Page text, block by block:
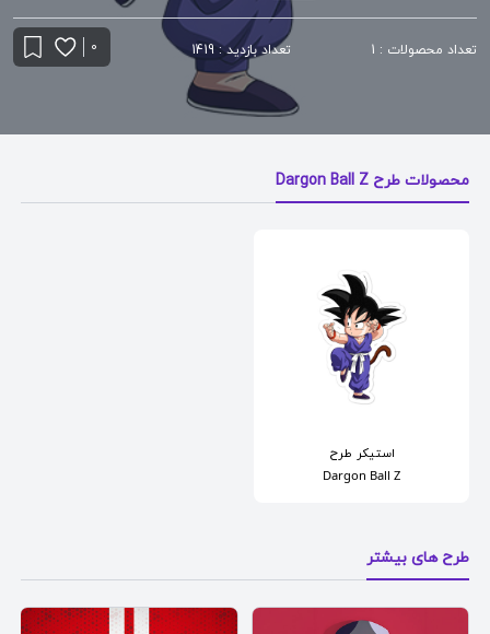
تعداد محصولات : 1 تعداد بازدید : 1419 0
محصولات طرح Dargon Ball Z
استیکر طرح
Dargon Ball Z
طرح های بیشتر